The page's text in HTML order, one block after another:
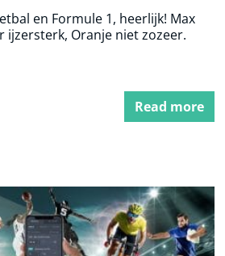
en Formule 1, heerlijk! Max
ijzersterk, Oranje niet zozeer.
Read more